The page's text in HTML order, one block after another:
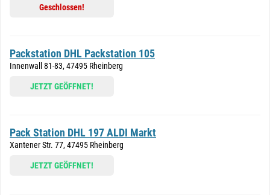
Geschlossen!
Packstation DHL Packstation 105
Innenwall 81-83, 47495 Rheinberg
JETZT GEÖFFNET!
Pack Station DHL 197 ALDI Markt
Xantener Str. 77, 47495 Rheinberg
JETZT GEÖFFNET!